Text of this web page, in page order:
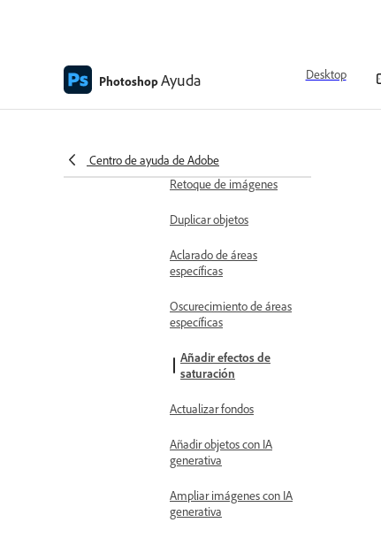
PhotoshopAyuda Desktop
Centro de ayuda de Adobe
Retoque de imágenes
Duplicar objetos
Aclarado de áreas
específicas
Oscurecimiento de áreas
específicas
Añadir efectos de
saturación
Actualizar fondos
Añadir objetos con IA
generativa
Ampliar imágenes con IA
generativa